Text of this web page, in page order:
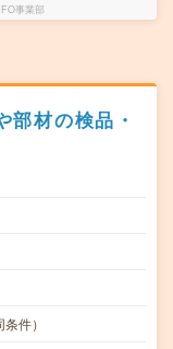
事業部
部材の検品・
件）